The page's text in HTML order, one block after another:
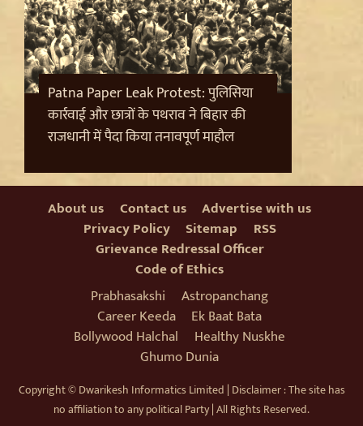
Pappu Yadav और Rahul Gandhi की बढ़ी मुश्किलें,
Parliament में संतों का वेश धरने पर Varanasi में FIR की मांग
Badrinath Temple Theft Case: मुख्य आरोपी प्रमोद
नौटियाल को जेल ले जाया गया, अब सह-आरोपी की Assets की
होगी जांच
Patna Paper Leak Protest: पुलिसिया
कार्रवाई और छात्रों के पथराव ने बिहार की
राजधानी में पैदा किया तनावपूर्ण माहौल
About us Contact us
Advertise with us
Privacy Policy
Sitemap
RSS
Grievance Redressal Officer
Code of Ethics
Prabhasakshi
Astropanchang
Career Keeda
Ek Baat Bata
Bollywood Halchal
Healthy Nuskhe
Ghumo Dunia
Copyright © Dwarikesh Informatics Limited | Disclaimer : The site has
no affiliation to any political Party | All Rights Reserved.